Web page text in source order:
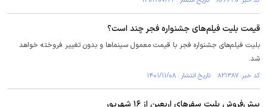
قیمت بلیت فیلم‌های جشنواره فجر چند است؟
بلیت فیلم‌های جشنواره فجر با قیمت معمول سینماها و بدون تغییر فروخته خواهد
شد.
کد خبر: ۸۲۱۳۸۷ تاریخ انتشار : ۱۴۰۱/۱۱/۰۸
پیش‌فروش بلیت سفر‌های اربعین از ۱۶ شهریور